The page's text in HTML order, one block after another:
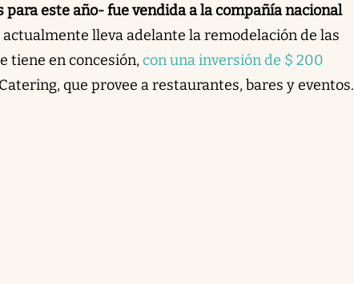
para este año-fue vendida a la compañía nacional
lleva adelante la remodelación de las
tiene en concesión,con una inversión de $ 200
que provee a restaurantes, bares y eventos.